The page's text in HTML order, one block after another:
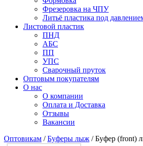
Фрезеровка на ЧПУ
Литьё пластика под
Листовой пластик
ПНД
АБС
ПП
УПС
Сварочный пруток
Оптовым покупателям
О нас
О компании
Оплата и Доставка
Отзывы
Вакансии
Оптовикам /Буферы лыж / Буфер (front)